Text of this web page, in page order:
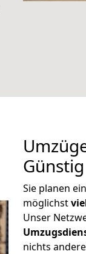
Sie planen
möglichst
Unser
nichts